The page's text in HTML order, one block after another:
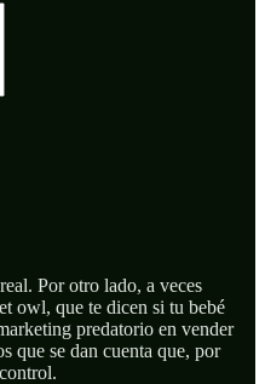
Por otro lado, a veces
owl, que te dicen si tu bebé
predatorio en vender
que se dan cuenta que, por